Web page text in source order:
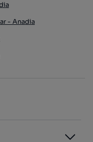
- Anadia